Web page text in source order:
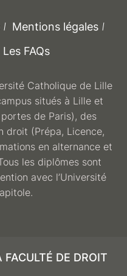
Mentions légales
Les FAQs
Catholique de Lille
situés à Lille et
de Paris), des
droit (Prépa, Licence,
en alternance et
les diplômes sont
avec l’Université
DE DROIT